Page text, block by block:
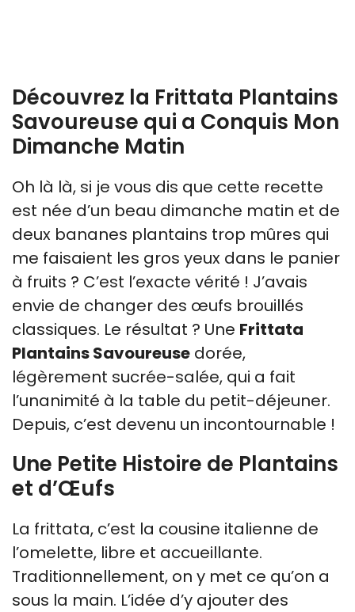
Découvrez la Frittata Plantains
Savoureuse qui a Conquis Mon
Dimanche Matin
Oh là là, si je vous dis que cette recette
est née d’un beau dimanche matin et de
deux bananes plantains trop mûres qui
me faisaient les gros yeux dans le panier
à fruits ? C’est l’exacte vérité ! J’avais
envie de changer des œufs brouillés
classiques. Le résultat ? Une Frittata
Plantains Savoureuse dorée,
légèrement sucrée-salée, qui a fait
l’unanimité à la table du petit-déjeuner.
Depuis, c’est devenu un incontournable !
Une Petite Histoire de Plantains
et d’Œufs
La frittata, c’est la cousine italienne de
l’omelette, libre et accueillante.
Traditionnellement, on y met ce qu’on a
sous la main. L’idée d’y ajouter des